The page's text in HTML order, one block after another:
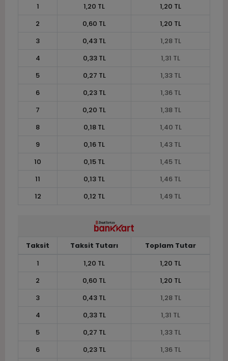
1
1,20 TL
1,20 TL
2
0,60 TL
1,20 TL
3
0,43 TL
1,28 TL
4
0,33 TL
1,31 TL
5
0,27 TL
1,33 TL
6
0,23 TL
1,36 TL
7
0,20 TL
1,38 TL
8
0,18 TL
1,40 TL
9
0,16 TL
1,43 TL
10
0,15 TL
1,45 TL
11
0,13 TL
1,46 TL
12
0,12 TL 1,49 TL
Taksit Taksit Tutarı
Toplam Tutar
1
1,20 TL
1,20 TL
2
0,60 TL
1,20 TL
3
0,43 TL
1,28 TL
4
0,33 TL
1,31 TL
5
0,27 TL
1,33 TL
6
0,23 TL
1,36 TL